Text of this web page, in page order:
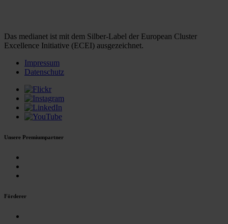
Das medianet ist mit dem Silber-Label der European Cluster
Excellence Initiative (ECEI) ausgezeichnet.
Impressum
Datenschutz
Unsere Premiumpartner
Förderer